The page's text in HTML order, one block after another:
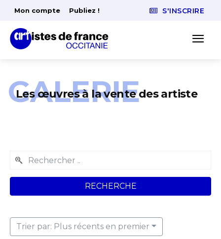
Mon compte Publiez ! S'INSCRIRE
Les œuvres à la vente des artiste
GALERIE
RECHERCHE
Trier par: Plus récents en premier